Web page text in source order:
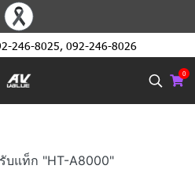
246-8025, 092-246-8026
0
บแท็ก "HT-A8000"